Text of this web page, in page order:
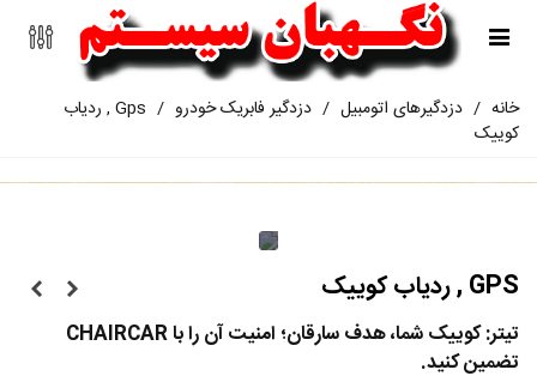
خانه / دزدگیرهای اتومبیل / دزدگیر فابریک خودرو /
Gps , ردیاب
کوییک
GPS , ردیاب کوییک
تیتر: کوییک شما، هدف سارقان؛ امنیت آن را با CHAIRCAR
تضمین کنید.